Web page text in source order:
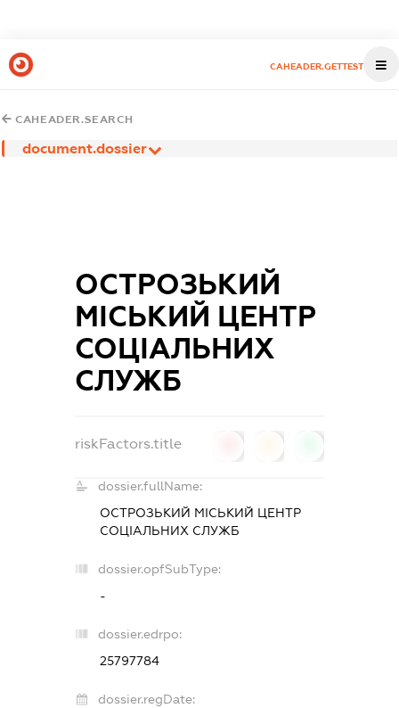
CAHEADER.GETTEST
CAHEADER.SEARCH
document.dossier
ОСТРОЗЬКИЙ
МІСЬКИЙ ЦЕНТР
СОЦІАЛЬНИХ
СЛУЖБ
riskFactors.title
dossier.fullName:
ОСТРОЗЬКИЙ МІСЬКИЙ ЦЕНТР
СОЦІАЛЬНИХ СЛУЖБ
dossier.opfSubType:
-
dossier.edrpo:
25797784
dossier.regDate: